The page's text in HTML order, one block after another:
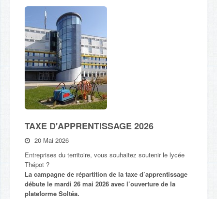
TAXE D'APPRENTISSAGE 2026
20 Mai 2026
Entreprises du territoire, vous souhaitez soutenir le lycée
Thépot ?
La campagne de répartition de la taxe d’apprentissage
débute le mardi 26 mai 2026 avec l’ouverture de la
plateforme Soltéa.